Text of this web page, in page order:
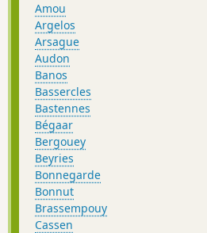
Amou
Argelos
Arsague
Audon
Banos
Bassercles
Bastennes
Bégaar
Bergouey
Beyries
Bonnegarde
Bonnut
Brassempouy
Cassen